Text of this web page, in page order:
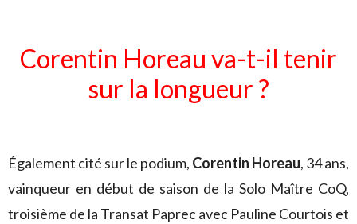
Corentin Horeau va-t-il tenir
sur la longueur ?
Également cité sur le podium, Corentin Horeau, 34 ans,
vainqueur en début de saison de la Solo Maître CoQ,
troisième de la Transat Paprec avec Pauline Courtois et